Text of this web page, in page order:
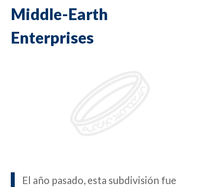
Middle-Earth
Enterprises
El año pasado, esta subdivisión fue